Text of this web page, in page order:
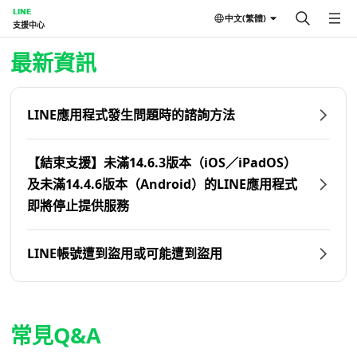
LINE
支援中心
中文(繁體)
首頁 | LINE支援中心
最新資訊
LINE應用程式發生問題時的諮詢方法
【結束支援】未滿14.6.3版本（iOS／iPadOS）
及未滿14.4.6版本（Android）的LINE應用程式
即將停止提供服務
LINE帳號遭到盜用或可能遭到盜用
常見Q&A